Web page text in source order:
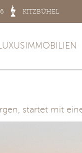
KITZBÜHEL
startet mit